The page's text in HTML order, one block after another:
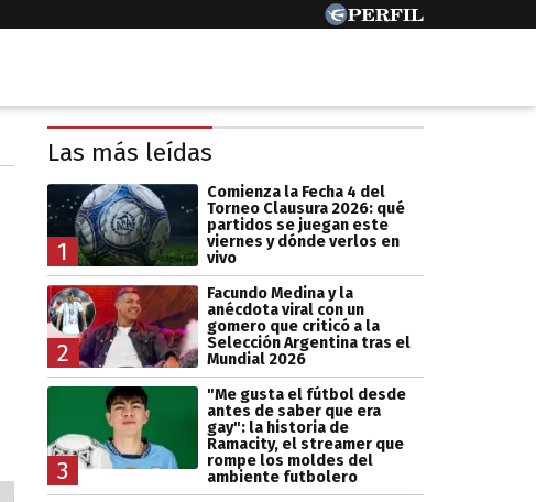
Las más leídas
1
Comienza la Fecha 4 del
Torneo Clausura 2026: qué
partidos se juegan este
viernes y dónde verlos en
vivo
2
Facundo Medina y la
anécdota viral con un
gomero que criticó a la
Selección Argentina tras el
Mundial 2026
3
"Me gusta el fútbol desde
antes de saber que era
gay": la historia de
Ramacity, el streamer que
rompe los moldes del
ambiente futbolero